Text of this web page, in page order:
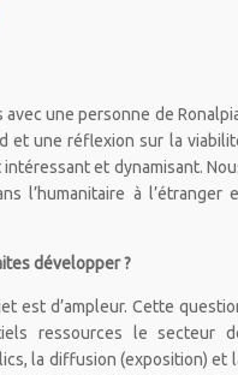
une personne de
et une réflexion sur la
et dynamisant.
l’humanitaire à l’étranger
développer ?
est d’ampleur. Cette
ressources le secteur
la diffusion (exposition) et